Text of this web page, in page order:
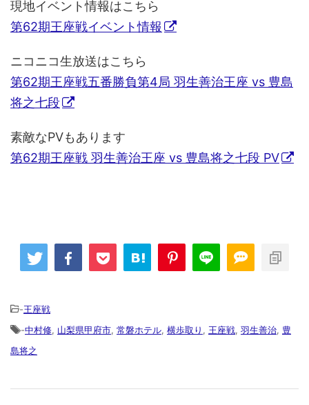
現地イベント情報はこちら
第62期王座戦イベント情報
ニコニコ生放送はこちら
第62期王座戦五番勝負第4局 羽生善治王座 vs 豊島
将之七段
素敵なPVもあります
第62期王座戦 羽生善治王座 vs 豊島将之七段 PV
-王座戦
-中村修, 山梨県甲府市, 常磐ホテル, 横歩取り , 王座戦, 羽生善治, 豊
島将之